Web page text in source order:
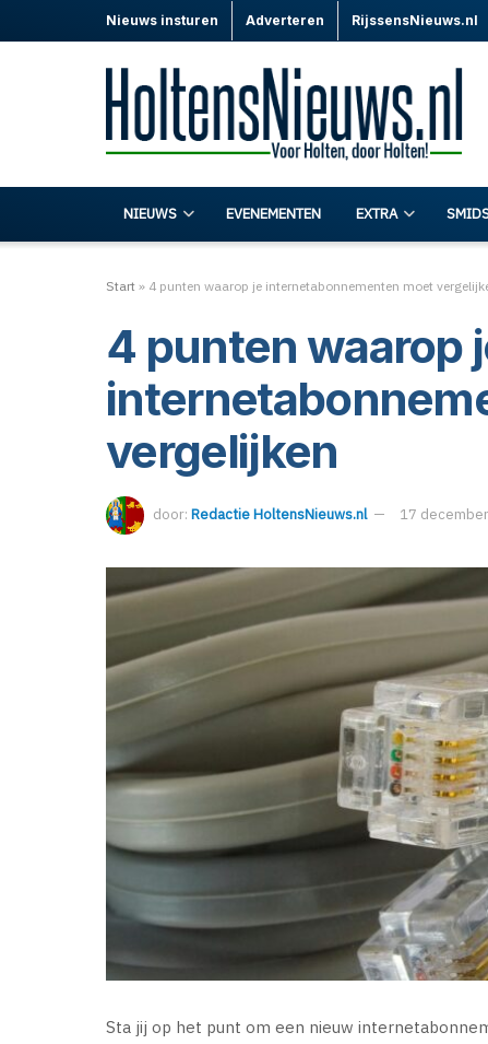
Nieuws insturen Adverteren RijssensNieuws.nl
NIEUWS EVENEMENTEN EXTRA
Start » 4 punten waarop je internetabonnementen moet
4 punten waarop
vergelijken
door: Redactie HoltensNieuws.nl 17
Sta jij op het punt om een nieuw